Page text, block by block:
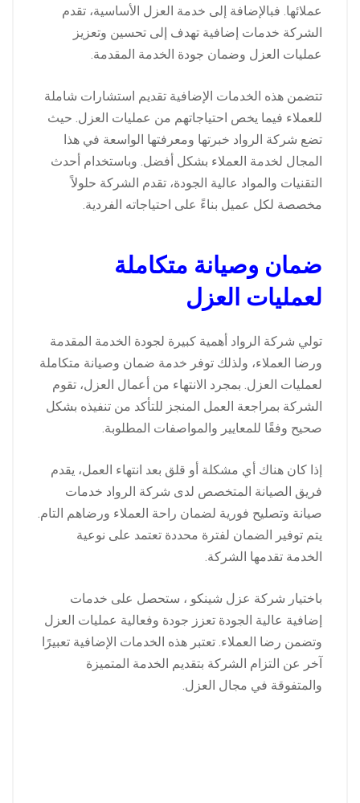
عملائها. فبالإضافة إلى خدمة العزل الأساسية، تقدم
الشركة خدمات إضافية تهدف إلى تحسين وتعزيز
عمليات العزل وضمان جودة الخدمة المقدمة.
تتضمن هذه الخدمات الإضافية تقديم استشارات شاملة
للعملاء فيما يخص احتياجاتهم من عمليات العزل. حيث
تضع شركة الرواد خبرتها ومعرفتها الواسعة في هذا
المجال لخدمة العملاء بشكل أفضل. وباستخدام أحدث
التقنيات والمواد عالية الجودة، تقدم الشركة حلولاً
مخصصة لكل عميل بناءً على احتياجاته الفردية.
ضمان وصيانة متكاملة
لعمليات العزل
تولي شركة الرواد أهمية كبيرة لجودة الخدمة المقدمة
ورضا العملاء، ولذلك توفر خدمة ضمان وصيانة متكاملة
لعمليات العزل. بمجرد الانتهاء من أعمال العزل، تقوم
الشركة بمراجعة العمل المنجز للتأكد من تنفيذه بشكل
صحيح وفقًا للمعايير والمواصفات المطلوبة.
إذا كان هناك أي مشكلة أو قلق بعد انتهاء العمل، يقدم
فريق الصيانة المتخصص لدى شركة الرواد خدمات
صيانة وتصليح فورية لضمان راحة العملاء ورضاهم التام.
يتم توفير الضمان لفترة محددة تعتمد على نوعية
الخدمة تقدمها الشركة.
باختيار شركة عزل شينكو ، ستحصل على خدمات
إضافية عالية الجودة تعزز جودة وفعالية عمليات العزل
وتضمن رضا العملاء. تعتبر هذه الخدمات الإضافية تعبيرًا
آخر عن التزام الشركة بتقديم الخدمة المتميزة
والمتفوقة في مجال العزل.